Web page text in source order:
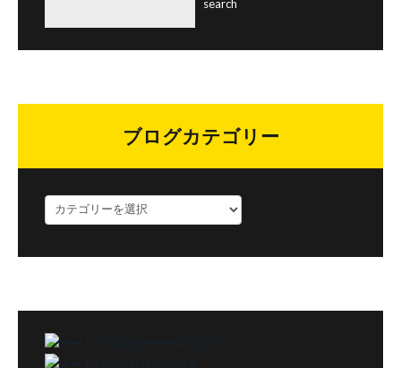
ブログカテゴリー
ロ
ー